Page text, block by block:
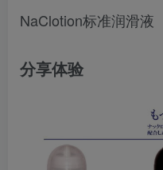
NaClotion标准润滑液
分享体验